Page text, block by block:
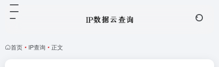
首页 • IP查询 • 正文